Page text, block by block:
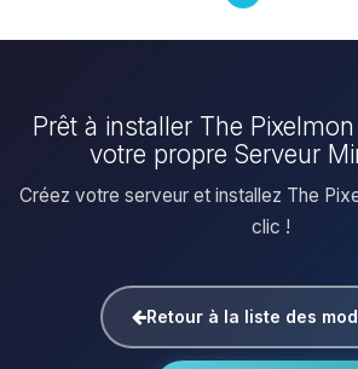
Prêt à installer The
votre propre Serveur
Créez votre serveur et installez The
clic !
Retour à la liste des